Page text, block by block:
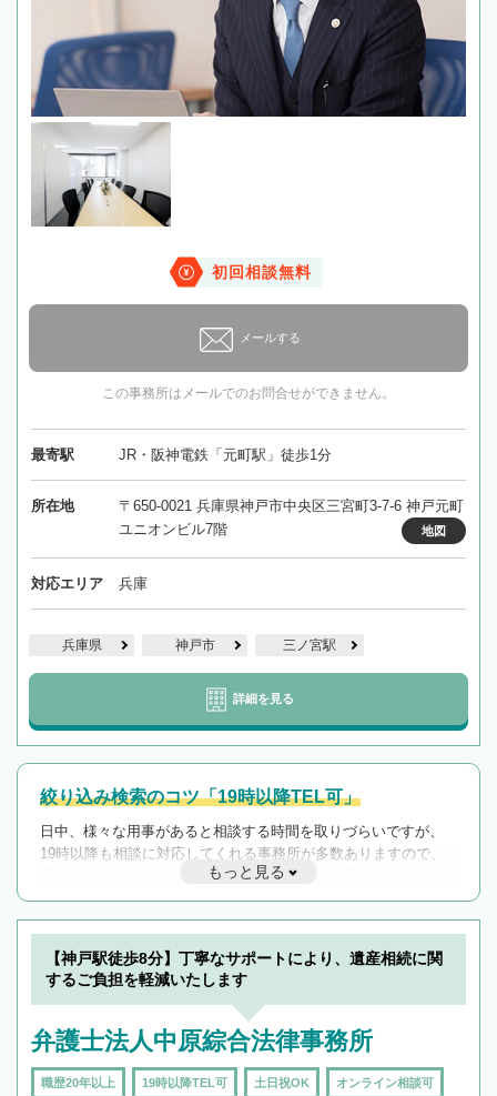
初回相談無料
メールする
この事務所はメールでのお問合せができません。
最寄駅 JR・阪神電鉄「元町駅」徒歩1分
所在地
〒650-0021 兵庫県神戸市中央区三宮町3-7-6 神戸元町
ユニオンビル7階
地図
対応エリア 兵庫
兵庫県 神戸市 三ノ宮駅
詳細を見る
絞り込み検索のコツ「19時以降TEL可」
日中、様々な用事があると相談する時間を取りづらいですが、
19時以降も相談に対応してくれる事務所が多数ありますので、
遅い時間の相談が増えそうな場合はそのような事務所に絞り込
んで検索してみましょう。
19時以降TEL可の条件
を加えて再検索
もっと見る
【神戸駅徒歩8分】丁寧なサポートにより、遺産相続に関
するご負担を軽減いたします
弁護士法人中原綜合法律事務所
職歴20年以上 19時以降TEL可 土日祝OK オンライン相談可